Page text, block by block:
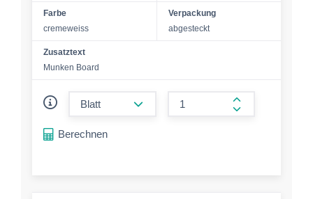
Farbe
cremeweiss
Verpackung
abgesteckt
Zusatztext
Munken Board
form.increase-
Berechnen